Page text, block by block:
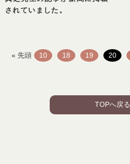
されていました。
« 先頭 10 18 19 20
TOPへ戻る